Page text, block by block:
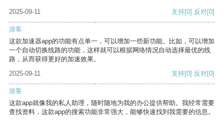
2025-09-11 支持[0] 反对[0]
游客
这款加速器app的功能有点单一，可以增加一些新功能。比如，可以增加
一个自动切换线路的功能，这样就可以根据网络情况自动选择最优的线
路，从而获得更好的加速效果。
2025-09-11
支持[0] 反对[0]
游客
这款app就像我的私人助理，随时随地为我的办公提供帮助。我经常需要
查找资料，这款app的搜索功能非常强大，能够快速找到我需要的信息。